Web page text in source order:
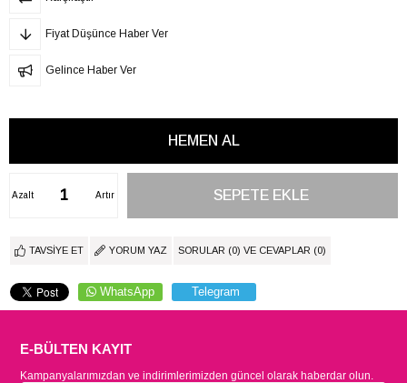
Fiyat Düşünce Haber Ver
Gelince Haber Ver
Artır
Azalt
TAVSIYE ET YORUM YAZ SORULAR (0) VE CEVAPLAR (0)
WhatsApp Telegram
E-BÜLTEN KAYIT
Kampanyalarımızdan ve indirimlerimizden güncel olarak haberdar olun.